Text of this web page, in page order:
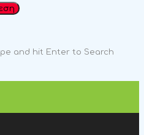
and hit Enter to Search